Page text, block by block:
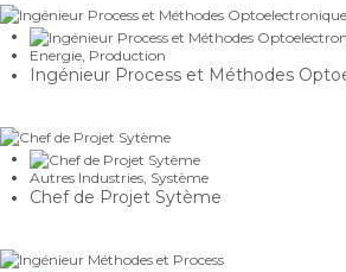
Energie Production
Ingénieur Process et Méthodes
Autres Industries, Système
Chef de Projet Sytème